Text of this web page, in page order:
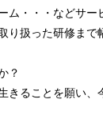
ム・・・などサ
扱った研修まで
？
きることを願い